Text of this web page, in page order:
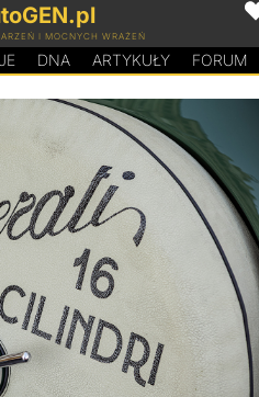
I MOCNYCH WRAŻEŃ
DNA ARTYKUŁY FORUM